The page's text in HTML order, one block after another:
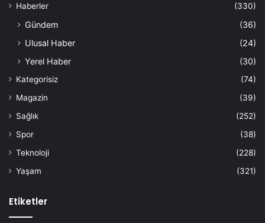
Haberler
(330)
Gündem
(36)
Ulusal Haber
(24)
Yerel Haber
(30)
Kategorisiz
(74)
Magazin
(39)
Sağlık
(252)
Spor
(38)
Teknoloji
(228)
Yaşam
(321)
Etiketler